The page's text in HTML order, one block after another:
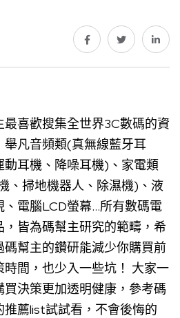
最喜歡搜集全世界3C數碼的資
舉凡音頻類(真無線藍牙耳
動耳機、降噪耳機)、家電類
、掃地機器人、除濕機)、液
、電腦LCD螢幕...所有數碼電
，皆為碼幫主研究的範疇，希
碼幫主的鑽研能減少你購買前
時間，也少入一些坑！ 大家一
買決策更加透明健康，參考碼
推薦list試試看，不會後悔的